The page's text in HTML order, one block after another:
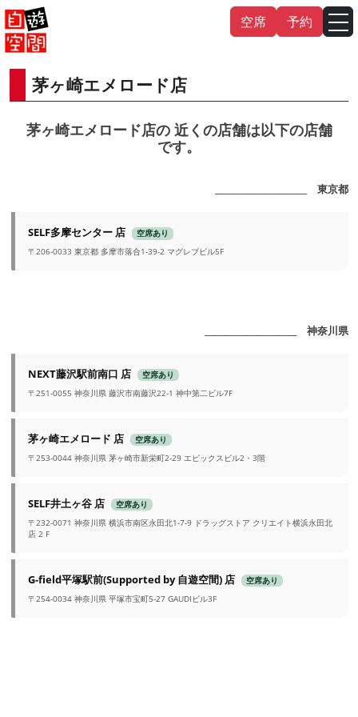
Skip
to
content
空席 予約
茅ヶ崎エメロード店
茅ヶ崎エメロード店の 近くの店舗は以下の店舗
です。
_______________________ 東京都
SELF多摩センター 店
空席あり
〒206-0033 東京都 多摩市落合1-39-2 マグレブビル5F
_______________________ 神奈川県
NEXT藤沢駅前南口 店
空席あり
〒251-0055 神奈川県 藤沢市南藤沢22-1 神中第二ビル7F
茅ヶ崎エメロード 店
空席あり
〒253-0044 神奈川県 茅ヶ崎市新栄町2-29 エピックスビル2・3階
SELF井土ヶ谷 店
空席あり
〒232-0071 神奈川県 横浜市南区永田北1-7-9 ドラッグストア クリエイト横浜永田北
店 2 F
G-field平塚駅前(Supported by 自遊空間) 店
空席あり
〒254-0034 神奈川県 平塚市宝町5-27 GAUDIビル3F
English 中文（繁體） 中文（简体）
한국어